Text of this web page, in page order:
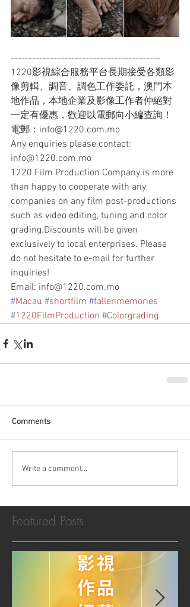
------------------------------------------
1220影視綜合服務平台長期接受各類影
像剪輯、調音、調色工作委託，澳門本
地作品，本地企業及影像工作者仲絕對
一定有優惠，歡迎以電郵向小編查詢！
電郵：info@1220.com.mo
Any enquiries please contact:
info@1220.com.mo
1220 Film Production Company is more
than happy to cooperate with any
companies on any film post-productions
such as video editing, tuning and color
grading.Discounts will be given
exclusively to local enterprises. Please
do not hesitate to e-mail for further
inquiries!
Email: info@1220.com.mo
#Macau #shortfilm #fallenmemories
#1220FilmProduction #Colorgrading
Comments
Write a comment...
Featured Posts